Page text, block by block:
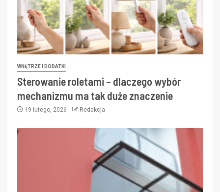
WNĘTRZE I DODATKI
Sterowanie roletami – dlaczego wybór
mechanizmu ma tak duże znaczenie
19 lutego, 2026 Redakcja